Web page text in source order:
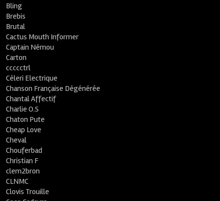
Bling
Brebis
Brutal
Cactus Mouth Informer
Captain Némou
Carton
ccccctrl
Céleri Electrique
Chanson Française Dégénérée
Chantal Affectif
Charlie O.S
Chaton Pute
Cheap Love
Cheval
Chouferbad
Christian F
clem2bron
CLNMC
Clovis Trouille